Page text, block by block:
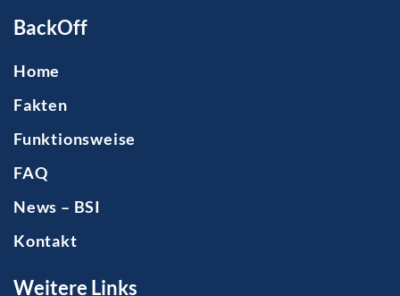
BackOff
Home
Fakten
Funktionsweise
FAQ
News – BSI
Kontakt
Weitere Links